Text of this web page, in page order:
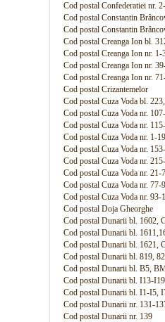
Cod postal Confederatiei nr.
Cod postal Constantin
Cod postal Constantin
Cod postal Creanga Ion bl.
Cod postal Creanga Ion nr. 1-
Cod postal Creanga Ion nr.
Cod postal Creanga Ion nr.
Cod postal Crizantemelor
Cod postal Cuza Voda bl.
Cod postal Cuza Voda nr.
Cod postal Cuza Voda nr.
Cod postal Cuza Voda nr. 1-
Cod postal Cuza Voda nr.
Cod postal Cuza Voda nr.
Cod postal Cuza Voda nr. 21-
Cod postal Cuza Voda nr. 77-
Cod postal Cuza Voda nr. 93-
Cod postal Doja Gheorghe
Cod postal Dunarii bl. 1602,
Cod postal Dunarii bl.
Cod postal Dunarii bl. 1621,
Cod postal Dunarii bl. 819,
Cod postal Dunarii bl. B5,
Cod postal Dunarii bl. I13-
Cod postal Dunarii bl. I1-I5,
Cod postal Dunarii nr. 131-
Cod postal Dunarii nr. 139